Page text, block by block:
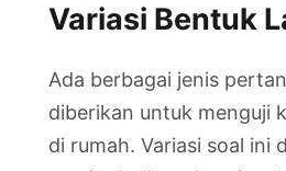
Variasi Bentuk
Ada berbagai jenis
diberikan untuk menguji
di rumah. Variasi soal ini